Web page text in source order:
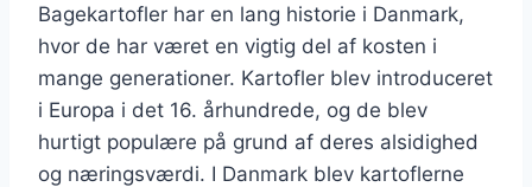
Bagekartofler har en lang historie i Danmark,
hvor de har været en vigtig del af kosten i
mange generationer. Kartofler blev introduceret
i Europa i det 16. århundrede, og de blev
hurtigt populære på grund af deres alsidighed
og næringsværdi. I Danmark blev kartoflerne